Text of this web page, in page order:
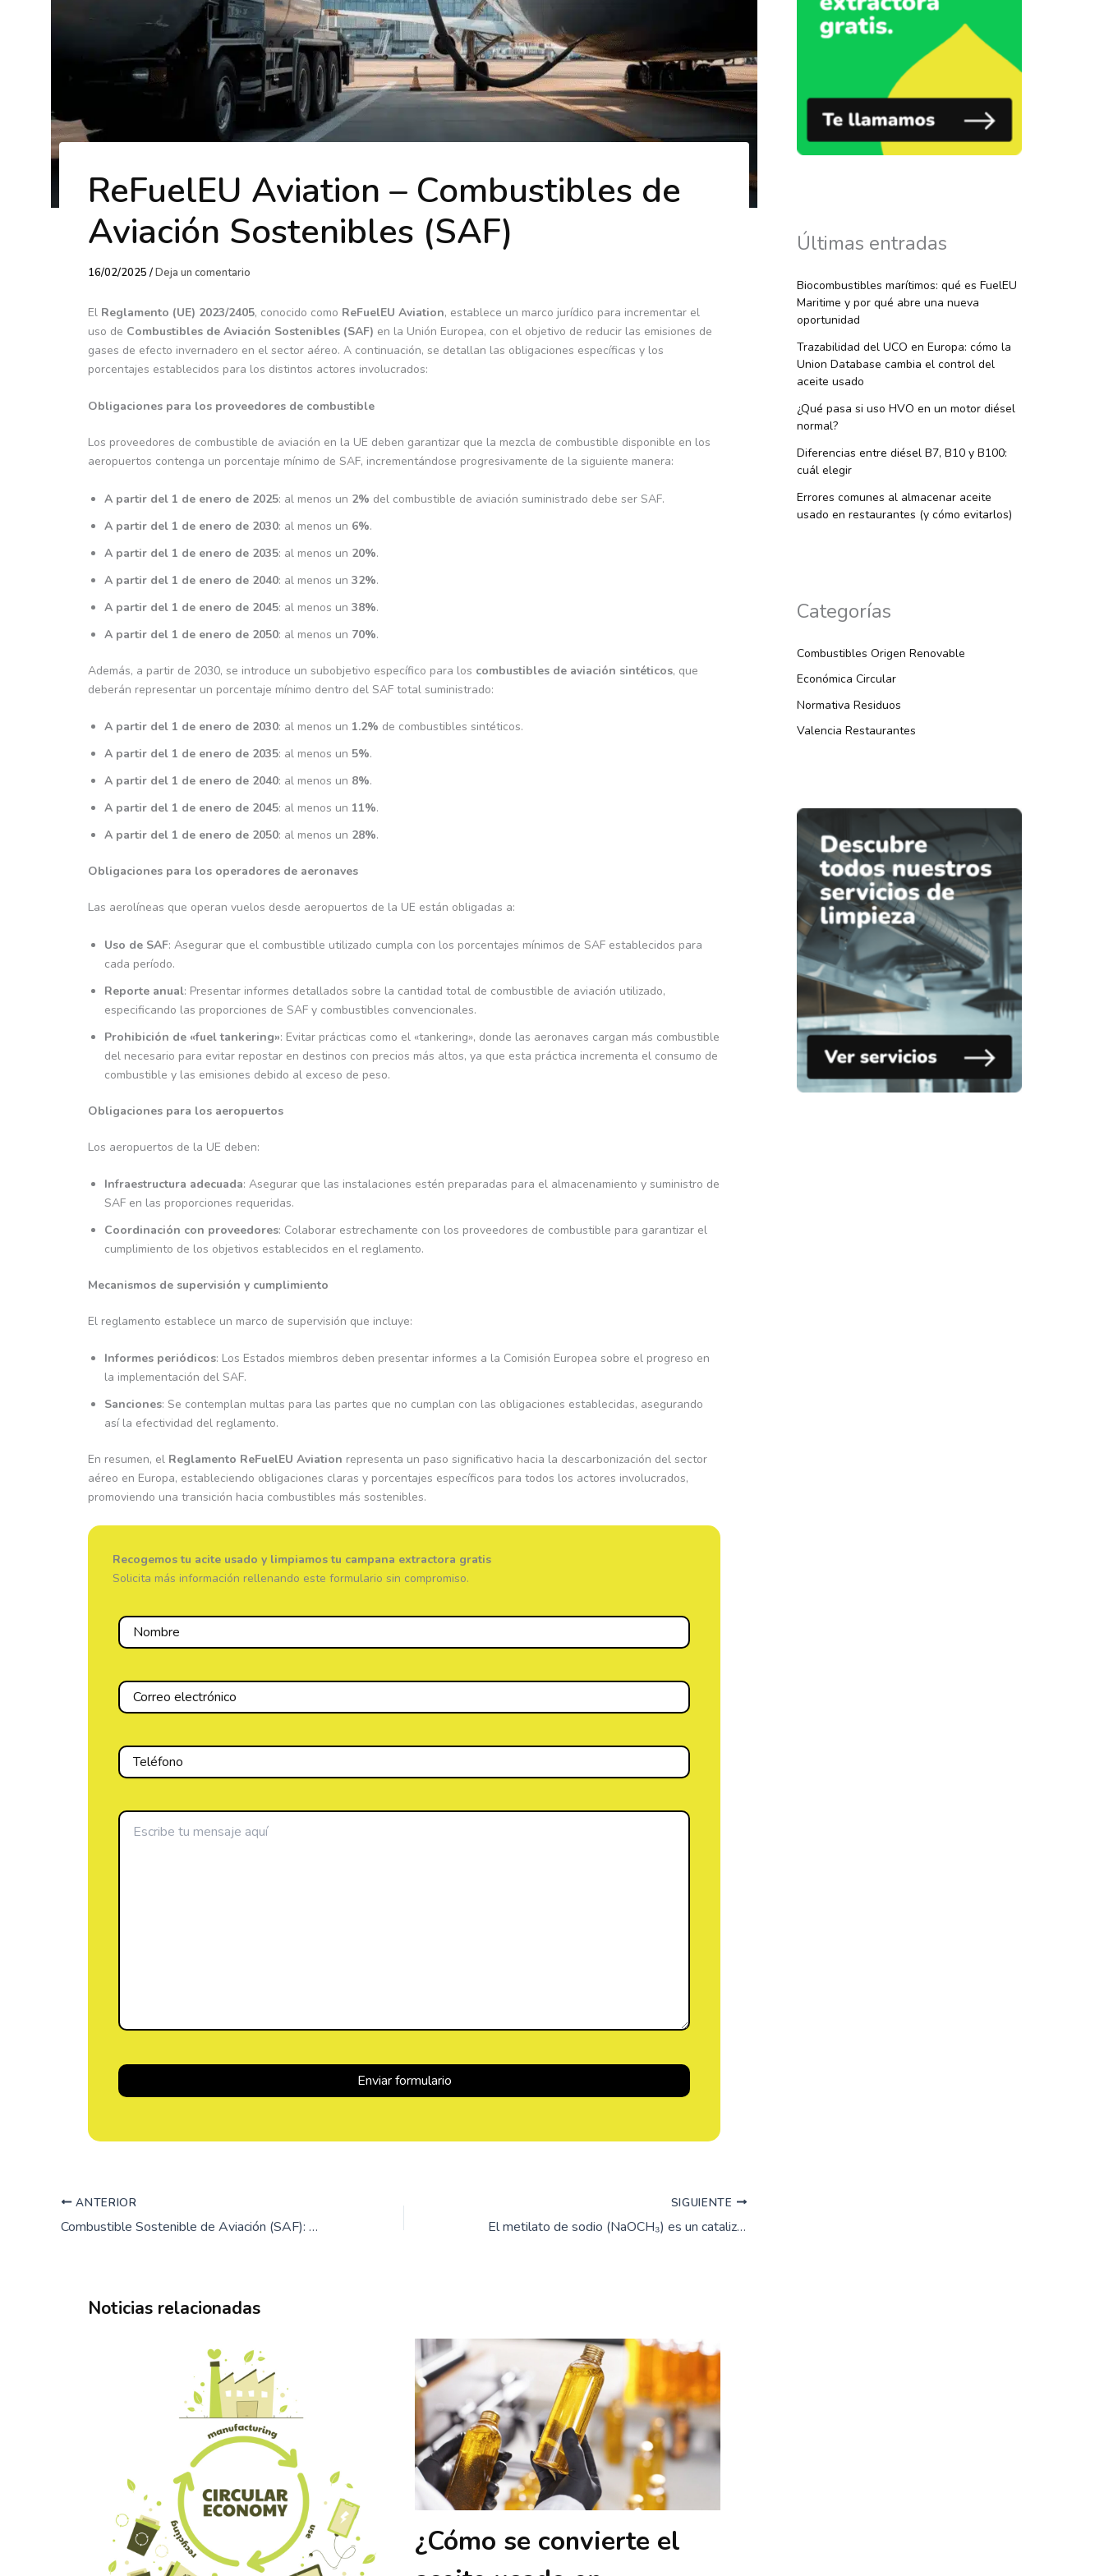
ReFuelEU Aviation – Combustibles de
Aviación Sostenibles (SAF)
16/02/2025 /Deja un comentario
El Reglamento (UE) 2023/2405, conocido como ReFuelEU Aviation, establece un marco jurídico para incrementar el
uso de Combustibles de Aviación Sostenibles (SAF) en la Unión Europea, con el objetivo de reducir las emisiones de
gases de efecto invernadero en el sector aéreo. A continuación, se detallan las obligaciones específicas y los
porcentajes establecidos para los distintos actores involucrados:
Obligaciones para los proveedores de combustible
Los proveedores de combustible de aviación en la UE deben garantizar que la mezcla de combustible disponible en los
aeropuertos contenga un porcentaje mínimo de SAF, incrementándose progresivamente de la siguiente manera:
A partir del 1 de enero de 2025: al menos un 2% del combustible de aviación suministrado debe ser SAF.
A partir del 1 de enero de 2030: al menos un 6%.
A partir del 1 de enero de 2035: al menos un 20%.
A partir del 1 de enero de 2040: al menos un 32%.
A partir del 1 de enero de 2045: al menos un 38%.
A partir del 1 de enero de 2050: al menos un 70%.
Además, a partir de 2030, se introduce un subobjetivo específico para los combustibles de aviación sintéticos, que
deberán representar un porcentaje mínimo dentro del SAF total suministrado:
A partir del 1 de enero de 2030: al menos un 1.2% de combustibles sintéticos.
A partir del 1 de enero de 2035: al menos un 5%.
A partir del 1 de enero de 2040: al menos un 8%.
A partir del 1 de enero de 2045: al menos un 11%.
A partir del 1 de enero de 2050: al menos un 28%.
Obligaciones para los operadores de aeronaves
Las aerolíneas que operan vuelos desde aeropuertos de la UE están obligadas a:
Uso de SAF: Asegurar que el combustible utilizado cumpla con los porcentajes mínimos de SAF establecidos para
cada período.
Reporte anual: Presentar informes detallados sobre la cantidad total de combustible de aviación utilizado,
especificando las proporciones de SAF y combustibles convencionales.
Prohibición de «fuel tankering»: Evitar prácticas como el «tankering», donde las aeronaves cargan más combustible
del necesario para evitar repostar en destinos con precios más altos, ya que esta práctica incrementa el consumo de
combustible y las emisiones debido al exceso de peso.
Obligaciones para los aeropuertos
Los aeropuertos de la UE deben:
Infraestructura adecuada: Asegurar que las instalaciones estén preparadas para el almacenamiento y suministro de
SAF en las proporciones requeridas.
Coordinación con proveedores: Colaborar estrechamente con los proveedores de combustible para garantizar el
cumplimiento de los objetivos establecidos en el reglamento.
Mecanismos de supervisión y cumplimiento
El reglamento establece un marco de supervisión que incluye:
Informes periódicos: Los Estados miembros deben presentar informes a la Comisión Europea sobre el progreso en
la implementación del SAF.
Sanciones: Se contemplan multas para las partes que no cumplan con las obligaciones establecidas, asegurando
así la efectividad del reglamento.
En resumen, el Reglamento ReFuelEU Aviation representa un paso significativo hacia la descarbonización del sector
aéreo en Europa, estableciendo obligaciones claras y porcentajes específicos para todos los actores involucrados,
promoviendo una transición hacia combustibles más sostenibles.
Recogemos tu acite usado y limpiamos tu campana extractora gratis
Solicita más información rellenando este formulario sin compromiso.
ANTERIOR
Combustible Sostenible de Aviación (SAF): Clave para una aviación global descarbonizada
SIGUIENTE
El metilato de sodio (NaOCH₃) es un catalizador esencial en la producción de biodiésel de alta calidad.
Noticias relacionadas
¿Cómo se convierte el
Últimas entradas
Biocombustibles marítimos: qué es FuelEU
Maritime y por qué abre una nueva
oportunidad
Trazabilidad del UCO en Europa: cómo la
Union Database cambia el control del
aceite usado
¿Qué pasa si uso HVO en un motor diésel
normal?
Diferencias entre diésel B7, B10 y B100:
cuál elegir
Errores comunes al almacenar aceite
usado en restaurantes (y cómo evitarlos)
Categorías
Combustibles Origen Renovable
Económica Circular
Normativa Residuos
Valencia Restaurantes